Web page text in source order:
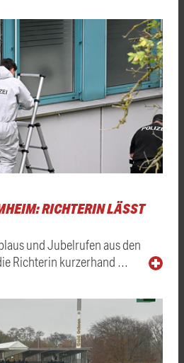
RICHTERIN LÄSST
und Jubelrufen aus den
Richterin kurzerhand …